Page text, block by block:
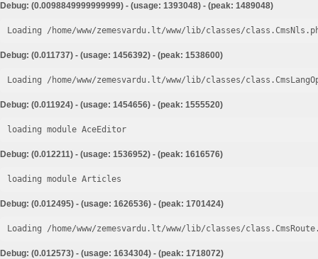
Debug: (0.0098849999999999) - (usage: 1393048) - (peak: 1489048)
Loading /home/www/zemesvardu.lt/www/lib/classes/
Debug: (0.011737) - (usage: 1456392) - (peak: 1538600)
Loading /home/www/zemesvardu.lt/www/lib/classes/
Debug: (0.011924) - (usage: 1454656) - (peak: 1555520)
loading module AceEditor
Debug: (0.012211) - (usage: 1536952) - (peak: 1616576)
loading module Articles
Debug: (0.012495) - (usage: 1626536) - (peak: 1701424)
Loading /home/www/zemesvardu.lt/www/lib/classes/
Debug: (0.012573) - (usage: 1634304) - (peak: 1718072)